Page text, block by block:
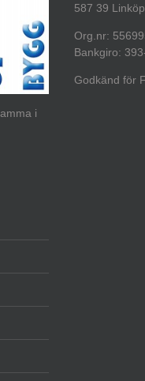
i
587 39
Org.nr:
Bankgiro:
Godkänd för